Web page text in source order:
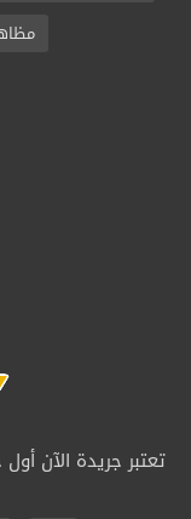
تعتبر جريدة الآن